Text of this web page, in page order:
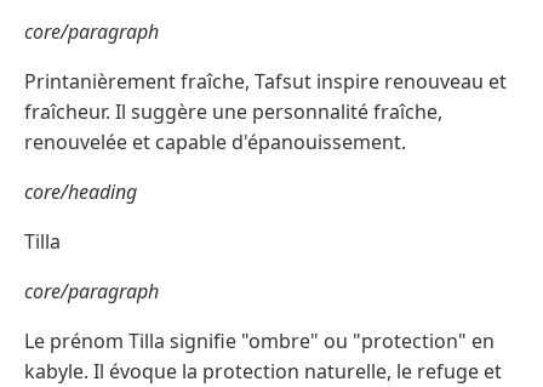
core/paragraph
Printanièrement fraîche, Tafsut inspire renouveau et
fraîcheur. Il suggère une personnalité fraîche,
renouvelée et capable d'épanouissement.
core/heading
Tilla
core/paragraph
Le prénom Tilla signifie "ombre" ou "protection" en
kabyle. Il évoque la protection naturelle, le refuge et